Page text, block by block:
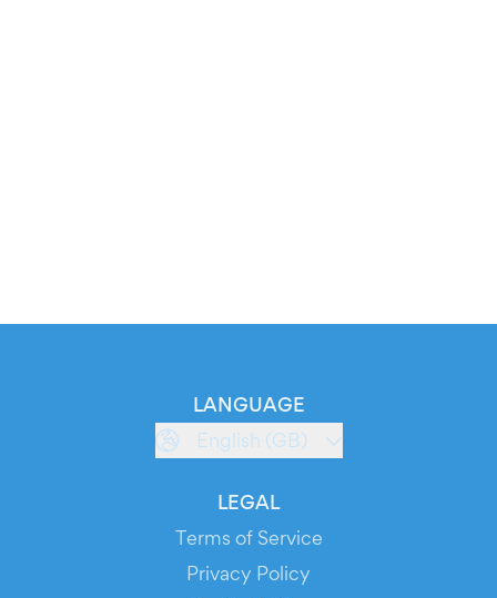
LANGUAGE
English (GB)
LEGAL
Terms of Service
Privacy Policy